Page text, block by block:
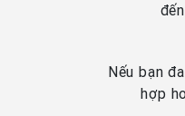
Nếu bạn
hợp